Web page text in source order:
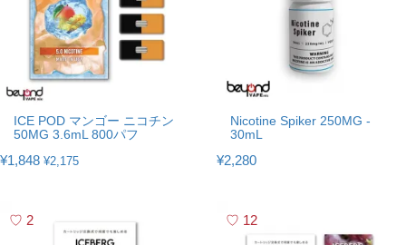
ICE POD マンゴー ニコチン
50MG 3.6mL 800パフ
¥1,848 ¥2,175
Nicotine Spiker 250MG -
30mL
¥2,280
2 12